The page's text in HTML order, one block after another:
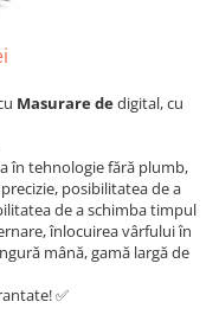
Masurare dedigital, cu
în tehnologie fără plumb,
posibilitatea de a
de a schimba timpul
înlocuirea vârfului în
mână, gamă largă de
✅